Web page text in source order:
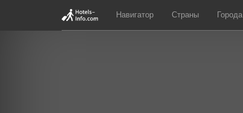
Навигатор Страны Города